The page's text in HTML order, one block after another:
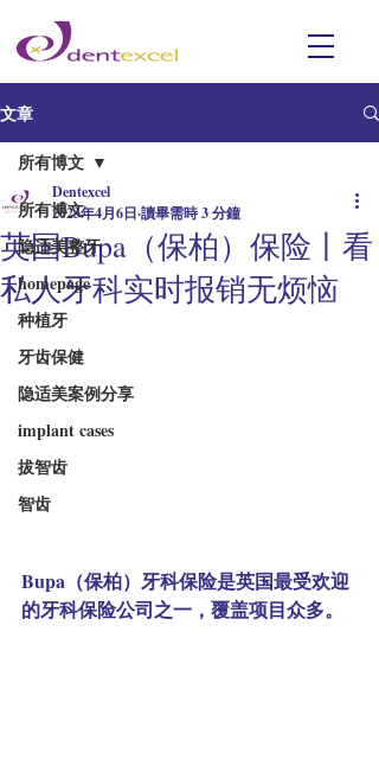
文章
所有博文
隐适美整牙
homepage
种植牙
牙齿保健
隐适美案例分享
implant cases
拔智齿
智齿
所有博文
英国Bupa（保柏）保险丨看
私人牙科实时报销无烦恼
Dentexcel
2023年4月6日 讀畢需時 3 分鐘
Bupa（保柏）牙科保险是英国最受欢迎
的牙科保险公司之一，覆盖项目众多。